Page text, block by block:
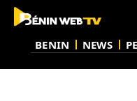
BENIN NEWS